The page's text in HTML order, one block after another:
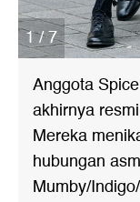
1 / 7
Anggota
akhirnya
Mereka
hubungan
Mumby/